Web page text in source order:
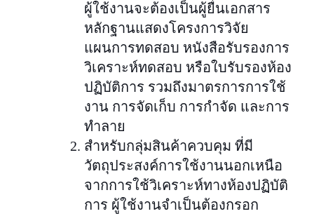
ผู้ใช้งานจะต้องเป็นผู้ยื่นเอกสาร
หลักฐานแสดงโครงการวิจัย
แผนการทดสอบ หนังสือรับรองการ
วิเคราะห์ทดสอบ หรือใบรับรองห้อง
ปฏิบัติการ รวมถึงมาตรการการใช้
งาน การจัดเก็บ การกำจัด และการ
ทำลาย
สำหรับกลุ่มสินค้าควบคุม ที่มี
วัตถุประสงค์การใช้งานนอกเหนือ
จากการใช้วิเคราะห์ทางห้องปฏิบัติ
การ ผู้ใช้งานจำเป็นต้องกรอก